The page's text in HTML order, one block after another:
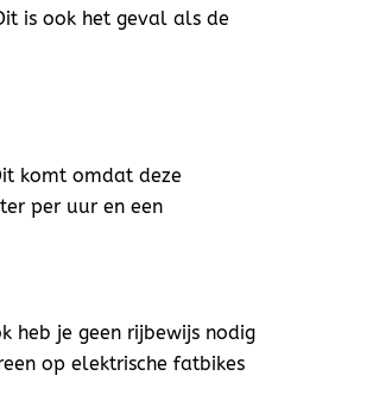
is ook het geval als de
komt omdat deze
per uur en een
heb je geen rijbewijs nodig
op elektrische fatbikes